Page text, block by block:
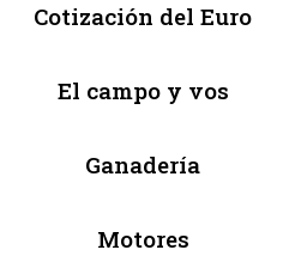
Cotización del Euro
El campo y vos
Ganadería
Motores